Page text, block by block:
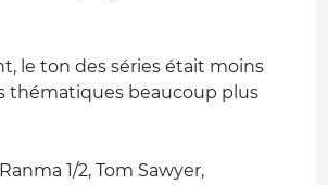
le ton des séries était moins
thématiques beaucoup plus
1/2, Tom Sawyer,